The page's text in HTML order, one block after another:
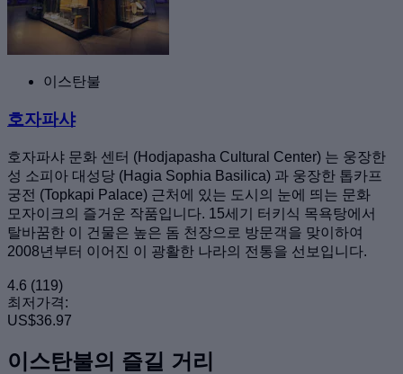
이스탄불
호자파샤
호자파샤 문화 센터 (Hodjapasha Cultural Center) 는 웅장한
성 소피아 대성당 (Hagia Sophia Basilica) 과 웅장한 톱카프
궁전 (Topkapi Palace) 근처에 있는 도시의 눈에 띄는 문화
모자이크의 즐거운 작품입니다. 15세기 터키식 목욕탕에서
탈바꿈한 이 건물은 높은 돔 천장으로 방문객을 맞이하여
2008년부터 이어진 이 광활한 나라의 전통을 선보입니다.
4.6 (119)
최저가격:
US$36.97
이스탄불의 즐길 거리